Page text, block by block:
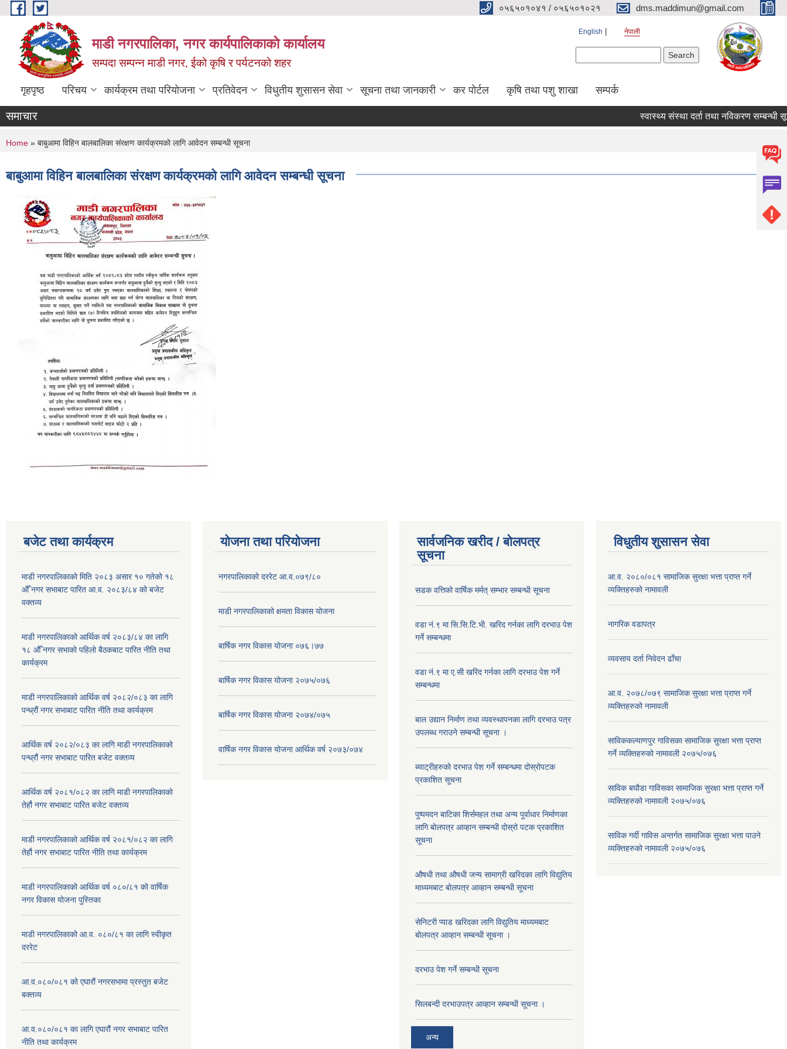
Skip to main content ०५६५०१०४१ / ०५६५०१०२१ dms.maddimun@gmail.com
माडी नगरपालिका, नगर कार्यपालिकाकाे कार्यालय
सम्पदा सम्पन्न माडी नगर, ईको कृषि र पर्यटनको शहर
English नेपाली
गृहपृष्ठ परिचय कार्यक्रम तथा परियोजना प्रतिवेदन विधुतीय शुसासन सेवा सूचना तथा जानकारी कर पोर्टल कृषि तथा पशु शाखा सम्पर्क
समाचार स्वास्थ्य संस्था दर्ता तथा नविकरण सम्बन्धी सूचना
You are here
Home » बाबुआमा विहिन बालबालिका संरक्षण कार्यक्रमको लागि आवेदन सम्बन्धी सूचना
बाबुआमा विहिन बालबालिका संरक्षण कार्यक्रमको लागि आवेदन सम्बन्धी सूचना
बजेट तथा कार्यक्रम
माडी नगरपालिकाको मिति २०८३ असार १० गतेको १८
औँ नगर सभाबाट पारित आ.व. २०८३/८४ को बजेट
वक्तव्य
माडी नगरपालिकाको आर्थिक वर्ष २०८३/८४ का लागि
१८ औँ नगर सभाको पहिलो बैठकबाट पारित नीति तथा
कार्यक्रम
माडी नगरपालिकाको आर्थिक वर्ष २०८२/०८३ का लागि
पन्ध्रौं नगर सभाबाट पारित नीति तथा कार्यक्रम
आर्थिक वर्ष २०८२/०८३ का लागि माडी नगरपालिकाको
पन्ध्रौं नगर सभाबाट पारित बजेट वक्तव्य
आर्थिक वर्ष २०८१/०८२ का लागि माडी नगरपालिकाको
तेर्हौ नगर सभाबाट पारित बजेट वक्तव्य
माडी नगरपालिकाको आर्थिक वर्ष २०८१/०८२ का लागि
तेर्हौ नगर सभाबाट पारित नीति तथा कार्यक्रम
माडी नगरपालिकाको आर्थिक वर्ष ०८०/८१ को वार्षिक
नगर विकास योजना पुस्तिका
माडी नगरपालिकाको आ.व. ०८०/८१ का लागि स्वीकृत
दररेट
आ.व.०८०/०८१ को एघारौं नगरसभामा प्रस्तुत बजेट
बक्तव्य
आ.व.०८०/०८१ का लागि एघारौं नगर सभाबाट पारित
नीति तथा कार्यक्रम
योजना तथा परियोजना
नगरपालिकाको दररेट आ.व.०७९/८०
माडी नगरपालिकाको क्षमता विकास योजना
बार्षिक नगर विकास योजना ०७६।७७
बार्षिक नगर विकास योजना २०७५/०७६
बार्षिक नगर विकास योजना २०७४/०७५
वार्षिक नगर विकास योजना आर्थिक वर्ष २०७३/०७४
सार्वजनिक खरीद / बोलपत्र
सूचना
सडक वत्तिको वार्षिक मर्मत् सम्भार सम्बन्धी सूचना
वडा नं.९ मा सि.सि.टि.भी. खरिद गर्नका लागि दरभाउ पेश
गर्ने सम्बन्धमा
वडा नं.९ मा ए.सी खरिद गर्नका लागि दरभाउ पेश गर्ने
सम्बन्धमा
बाल उद्यान निर्माण तथा व्यवस्थापनका लागि दरभाउ पत्र
उपलब्ध गराउने सम्बन्धी सूचना ।
ब्याट्रीहरुको दरभाउ पेश गर्ने सम्बन्धमा दोस्रोपटक
प्रकाशित सूचना
पुष्पमदन बाटिका शिर्समहल तथा अन्य पुर्वाधार निर्माणका
लागि बोलपत्र आव्हान सम्बन्धी दोस्रो पटक प्रकाशित
सूचना
औषधी तथा औषधी जन्य सामाग्री खरिदका लागि विद्युतिय
माध्यमबाट बोलपत्र आव्हान सम्बन्धी सूचना
सेनिटरी प्याड खरिदका लागि विद्युतिय माध्यमबाट
बोलपत्र आव्हान सम्बन्धी सूचना ।
दरभाउ पेश गर्ने सम्बन्धी सूचना
सिलबन्दी दरभाउपत्र आव्हान सम्बन्धी सूचना ।
अन्य
विधुतीय शुसासन सेवा
आ.व. २०८०/०८१ सामाजिक सुरक्षा भत्ता प्राप्त गर्ने
व्यक्तिहरुको नामावली
नागरिक वडापत्र
व्यवसाय दर्ता निवेदन ढाँचा
आ.व. २०७८/०७९ सामाजिक सुरक्षा भत्ता प्राप्त गर्ने
व्यक्तिहरुको नामावली
साविककल्याणपुर गाविसका सामाजिक सुरक्षा भत्ता प्राप्त
गर्ने व्यक्तिहरुको नामावली २०७५/०७६
साविक बघौडा गाविसका सामाजिक सुरक्षा भत्ता प्राप्त गर्ने
व्यक्तिहरुको नामावली २०७५/०७६
साविक गर्दी गाविस अन्तर्गत सामाजिक सुरक्षा भत्ता पाउने
व्यक्तिहरुको नामावली २०७५/०७६